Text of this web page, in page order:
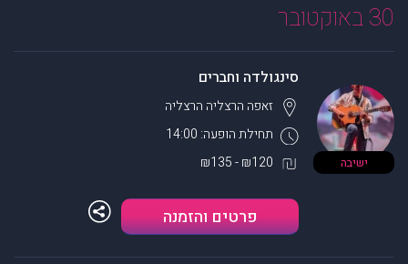
30 באוקטובר
ישיבה
סינגולדה וחברים
תחילת הופעה: 14:00
זאפה הרצליה הרצליה
₪120 - ₪135
פרטים והזמנה